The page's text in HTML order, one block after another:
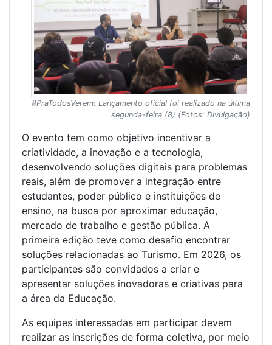
#PraTodosVerem: Lançamento oficial foi realizado na última
segunda-feira (8) (Fotos: Divulgação)
O evento tem como objetivo incentivar a
criatividade, a inovação e a tecnologia,
desenvolvendo soluções digitais para problemas
reais, além de promover a integração entre
estudantes, poder público e instituições de
ensino, na busca por aproximar educação,
mercado de trabalho e gestão pública. A
primeira edição teve como desafio encontrar
soluções relacionadas ao Turismo. Em 2026, os
participantes são convidados a criar e
apresentar soluções inovadoras e criativas para
a área da Educação.
As equipes interessadas em participar devem
realizar as inscrições de forma coletiva, por meio